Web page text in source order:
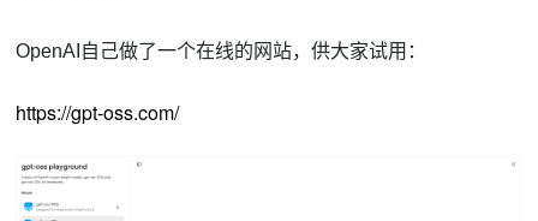
OpenAI自己做了一个在线的网站，供大家试用：
https://gpt-oss.com/